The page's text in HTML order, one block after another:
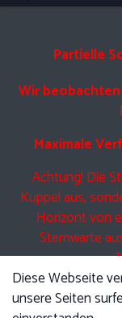
Partielle
Wir
Maximale
Achtung! Die
Kuppel aus,
Horizont von
Sternwarte
Diese Webseite
unsere Seiten